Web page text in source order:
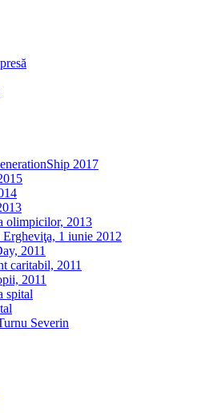
2017
olimpicilor, 2013
1 iunie 2012
2011
caritabil, 2011
2011
spital
Severin